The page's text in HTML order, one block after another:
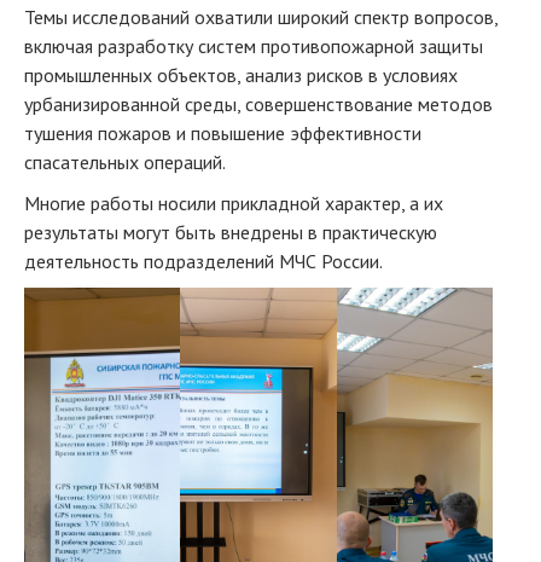
Темы исследований охватили широкий спектр вопросов,
включая разработку систем противопожарной защиты
промышленных объектов, анализ рисков в условиях
урбанизированной среды, совершенствование методов
тушения пожаров и повышение эффективности
спасательных операций.
Многие работы носили прикладной характер, а их
результаты могут быть внедрены в практическую
деятельность подразделений МЧС России.